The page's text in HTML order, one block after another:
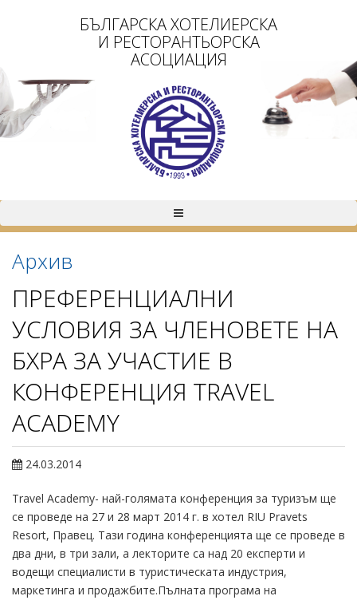
БЪЛГАРСКА ХОТЕЛИЕРСКА
И РЕСТОРАНТЬОРСКА
АСОЦИАЦИЯ
Архив
ПРЕФЕРЕНЦИАЛНИ
УСЛОВИЯ ЗА ЧЛЕНОВЕТЕ НА
БХРА ЗА УЧАСТИЕ В
КОНФЕРЕНЦИЯ TRAVEL
ACADEMY
24.03.2014
Travel Academy- най-голямата конференция за туризъм ще
се проведе на 27 и 28 март 2014 г. в хотел RIU Pravets
Resort, Правец. Тази година конференцията ще се проведе в
два дни, в три зали, а лекторите са над 20 експерти и
водещи специалисти в туристическата индустрия,
маркетинга и продажбите.Пълната програма на